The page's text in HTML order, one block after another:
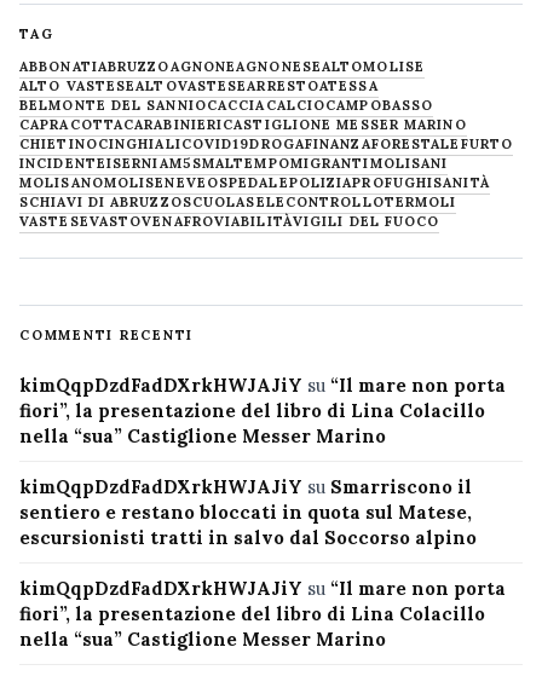
TAG
ABBONATIABRUZZOAGNONEAGNONESEALTOMOLISE
ALTO VASTESEALTOVASTESEARRESTOATESSA
BELMONTE DEL SANNIOCACCIA CALCIOCAMPOBASSO
CAPRACOTTACARABINIERICASTIGLIONE MESSER MARINO
CHIETINOCINGHIALICOVID19DROGAFINANZAFORESTALE FURTO
INCIDENTEISERNIAM5SMALTEMPOMIGRANTIMOLISANI
MOLISANOMOLISENEVE OSPEDALEPOLIZIAPROFUGHISANITÀ
SCHIAVI DI ABRUZZOSCUOLASELECONTROLLOTERMOLI
VASTESEVASTOVENAFROVIABILITÀVIGILI DEL FUOCO
COMMENTI RECENTI
kimQqpDzdFadDXrkHWJAJiY su “Il mare non porta
fiori”, la presentazione del libro di Lina Colacillo
nella “sua” Castiglione Messer Marino
kimQqpDzdFadDXrkHWJAJiY su Smarriscono il
sentiero e restano bloccati in quota sul Matese,
escursionisti tratti in salvo dal Soccorso alpino
kimQqpDzdFadDXrkHWJAJiY su “Il mare non porta
fiori”, la presentazione del libro di Lina Colacillo
nella “sua” Castiglione Messer Marino